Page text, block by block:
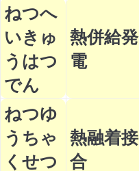
ねつへ
いきゅ
うはつ
でん
熱併給発
電
ねつゆ
うちゃ
くせつ
熱融着接
合